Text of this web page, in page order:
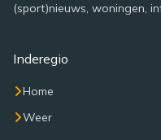
(sport)nieuws, woningen,
Inderegio
Home
Weer